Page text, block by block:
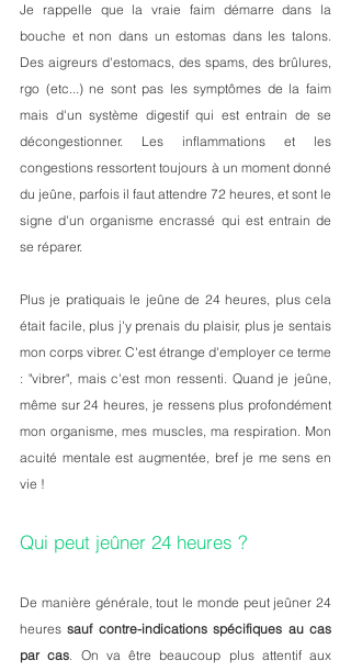
Je rappelle que la vraie faim démarre dans la
bouche et non dans un estomas dans les talons.
Des aigreurs d'estomacs, des spams, des brûlures,
rgo (etc...) ne sont pas les symptômes de la faim
mais d'un système digestif qui est entrain de se
décongestionner. Les inflammations et les
congestions ressortent toujours à un moment donné
du jeûne, parfois il faut attendre 72 heures, et sont le
signe d'un organisme encrassé qui est entrain de
se réparer.
Plus je pratiquais le jeûne de 24 heures, plus cela
était facile, plus j'y prenais du plaisir, plus je sentais
mon corps vibrer. C'est étrange d'employer ce terme
: "vibrer", mais c'est mon ressenti. Quand je jeûne,
même sur 24 heures, je ressens plus profondément
mon organisme, mes muscles, ma respiration. Mon
acuité mentale est augmentée, bref je me sens en
vie !
Qui peut jeûner 24 heures ?
De manière générale, tout le monde peut jeûner 24
heures sauf contre-indications spécifiques au cas
par cas. On va être beaucoup plus attentif aux